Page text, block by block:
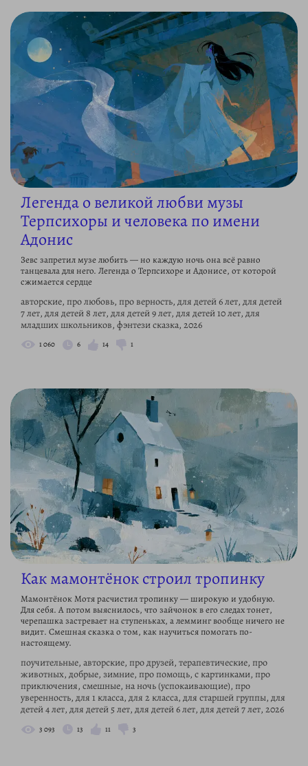
Легенда о великой любви музы
Терпсихоры и человека по имени
Адонис
Зевс запретил музе любить — но каждую ночь она всё равно
танцевала для него. Легенда о Терпсихоре и Адонисе, от которой
сжимается сердце
авторские, про любовь, про верность, для детей 6 лет, для детей
7 лет, для детей 8 лет, для детей 9 лет, для детей 10 лет, для
младших школьников, фэнтези сказка, 2026
1 060 6 14 1
Как мамонтёнок строил тропинку
Мамонтёнок Мотя расчистил тропинку — широкую и удобную.
Для себя. А потом выяснилось, что зайчонок в его следах тонет,
черепашка застревает на ступеньках, а лемминг вообще ничего не
видит. Смешная сказка о том, как научиться помогать по-
настоящему.
поучительные, авторские, про друзей, терапевтические, про
животных, добрые, зимние, про помощь, с картинками, про
приключения, смешные, на ночь (успокаивающие), про
уверенность, для 1 класса, для 2 класса, для старшей группы, для
детей 4 лет, для детей 5 лет, для детей 6 лет, для детей 7 лет, 2026
3 093 13 11 3